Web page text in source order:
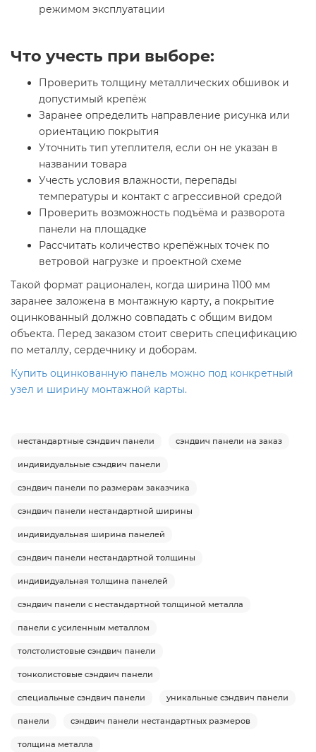
режимом эксплуатации
Что учесть при выборе:
Проверить толщину металлических обшивок и
допустимый крепёж
Заранее определить направление рисунка или
ориентацию покрытия
Уточнить тип утеплителя, если он не указан в
названии товара
Учесть условия влажности, перепады
температуры и контакт с агрессивной средой
Проверить возможность подъёма и разворота
панели на площадке
Рассчитать количество крепёжных точек по
ветровой нагрузке и проектной схеме
Такой формат рационален, когда ширина 1100 мм
заранее заложена в монтажную карту, а покрытие
оцинкованный должно совпадать с общим видом
объекта. Перед заказом стоит сверить спецификацию
по металлу, сердечнику и доборам.
Купить оцинкованную панель можно под конкретный
узел и ширину монтажной карты.
нестандартные сэндвич панели сэндвич панели на заказ
индивидуальные сэндвич панели
сэндвич панели по размерам заказчика
сэндвич панели нестандартной ширины
индивидуальная ширина панелей
сэндвич панели нестандартной толщины
индивидуальная толщина панелей
сэндвич панели с нестандартной толщиной металла
панели с усиленным металлом
толстолистовые сэндвич панели
тонколистовые сэндвич панели
специальные сэндвич панели уникальные сэндвич панели
панели сэндвич панели нестандартных размеров
толщина металла